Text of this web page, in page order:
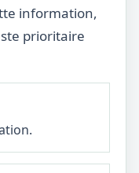
information,
prioritaire